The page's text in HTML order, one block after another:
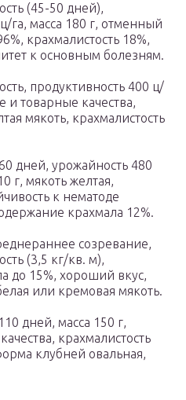
(45-50 дней),
га, масса 180 г, отменный
крахмалистость 18%,
к основным болезням.
продуктивность 400 ц/
и товарные качества,
мякоть, крахмалистость
дней, урожайность 480
г, мякоть желтая,
к нематоде
крахмала 12%.
созревание,
(3,5 кг/кв. м),
до 15%, хороший вкус,
или кремовая мякоть.
дней, масса 150 г,
крахмалистость
клубней овальная,